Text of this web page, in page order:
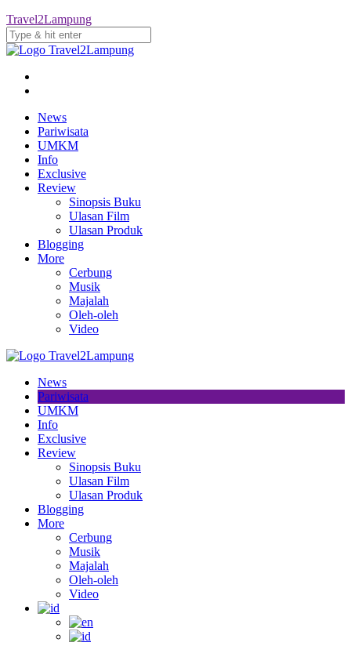
Travel2Lampung
News
Pariwisata
UMKM
Info
Exclusive
Review
Sinopsis Buku
Ulasan Film
Ulasan Produk
Blogging
More
Cerbung
Musik
Majalah
Oleh-oleh
Video
News
Pariwisata
UMKM
Info
Exclusive
Review
Sinopsis Buku
Ulasan Film
Ulasan Produk
Blogging
More
Cerbung
Musik
Majalah
Oleh-oleh
Video